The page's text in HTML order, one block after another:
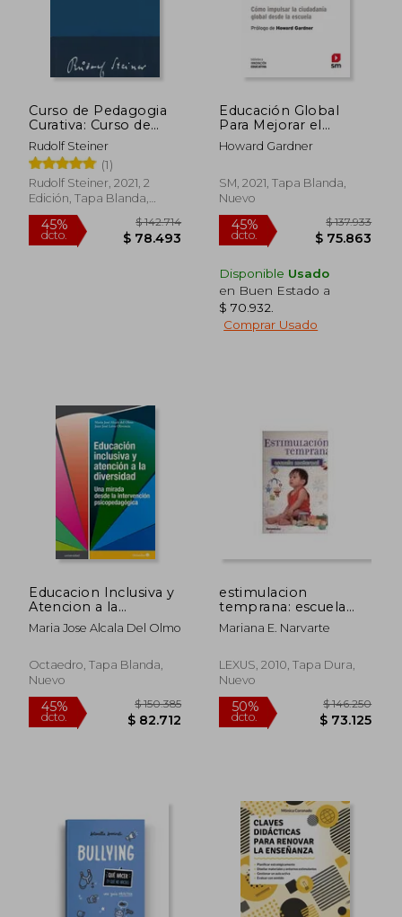
$
Curso de Pedagogia
Curativa: Curso de
Educacion Especial
Rudolf Steiner
(1)
Rudolf Steiner, 2021, 2
Edición, Tapa Blanda,
Nuevo
Educación Global
Para Mejorar el
Mundo: Cómo
Impulsar la
Desde la Escuela
Howard Gardner
SM, 2021, Tapa Blanda,
Nuevo
Disponible Usado
en Buen Estado a
$ 70.932
Comprar Usado
Educacion Inclusiva y
Atencion a la
Diversidad: Una
Mirada Desde la
Psicopedagogica
Maria Jose Alcala Del Olmo
Octaedro, Tapa Blanda,
Nuevo
estimulacion
temprana: escuela
maternal
Mariana E. Narvarte
LEXUS, 2010, Tapa Dura,
Nuevo